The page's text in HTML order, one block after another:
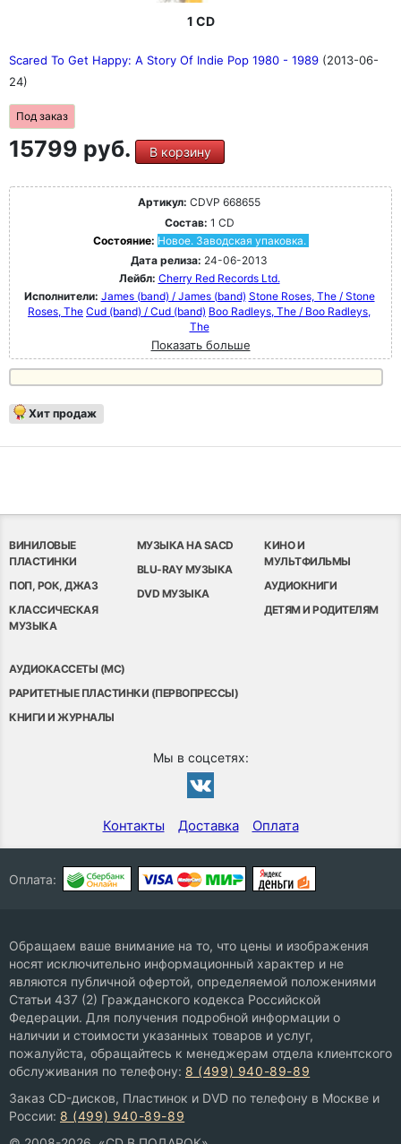
1 CD
Scared To Get Happy: A Story Of Indie Pop 1980 - 1989 (2013-06-
24)
Под заказ
15799 руб. В корзину
Артикул: CDVP 668655
Состав: 1 CD
Состояние: Новое. Заводская упаковка.
Дата релиза: 24-06-2013
Лейбл: Cherry Red Records Ltd.
Исполнители: James (band) / James (band) Stone Roses, The / Stone
Roses, The Cud (band) / Cud (band) Boo Radleys, The / Boo Radleys,
The
Показать больше
Хит продаж
ВИНИЛОВЫЕ
ПЛАСТИНКИ
ПОП, РОК, ДЖАЗ
КЛАССИЧЕСКАЯ
МУЗЫКА
МУЗЫКА НА SACD
BLU-RAY МУЗЫКА
DVD МУЗЫКА
КИНО И
МУЛЬТФИЛЬМЫ
АУДИОКНИГИ
ДЕТЯМ И РОДИТЕЛЯМ
АУДИОКАССЕТЫ (MC)
РАРИТЕТНЫЕ ПЛАСТИНКИ (ПЕРВОПРЕССЫ)
КНИГИ И ЖУРНАЛЫ
Мы в соцсетях:
Контакты Доставка Оплата
Оплата:
Обращаем ваше внимание на то, что цены и изображения
носят исключительно информационный характер и не
являются публичной офертой, определяемой положениями
Статьи 437 (2) Гражданского кодекса Российской
Федерации. Для получения подробной информации о
наличии и стоимости указанных товаров и услуг,
пожалуйста, обращайтесь к менеджерам отдела клиентского
обслуживания по телефону: 8 (499) 940-89-89
Заказ CD-дисков, Пластинок и DVD по телефону в Москве и
России: 8 (499) 940-89-89